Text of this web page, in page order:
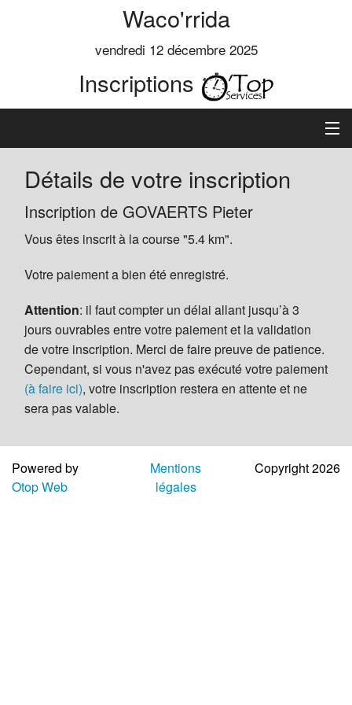
Waco'rrida
vendredi 12 décembre 2025
Inscriptions
Accueil
Informations
Règlement
Inscription
Classements
Aide
Détails de votre inscription
Inscription de GOVAERTS Pieter
Vous êtes inscrit à la course "5.4 km".
Votre paiement a bien été enregistré.
Attention: il faut compter un délai allant jusqu’à 3
jours ouvrables entre votre paiement et la validation
de votre inscription. Merci de faire preuve de patience.
Cependant, si vous n'avez pas exécuté votre paiement
(à faire ici), votre inscription restera en attente et ne
sera pas valable.
Powered by
Otop Web
Mentions
légales
Copyright 2026